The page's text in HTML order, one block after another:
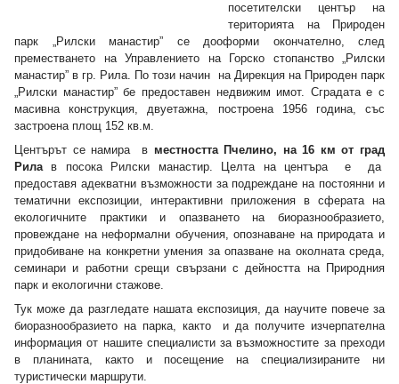
посетителски център на
територията на Природен
парк „Рилски манастир” се дооформи окончателно, след
преместването на Управлението на Горско стопанство „Рилски
манастир” в гр. Рила. По този начин на Дирекция на Природен парк
„Рилски манастир” бе предоставен недвижим имот. Сградата е с
масивна конструкция, двуетажна, построена 1956 година, със
застроена площ 152 кв.м.
Центърът се намира в местността Пчелино, на 16 км от град
Рила в посока Рилски манастир. Целта на центъра е да
предоставя адекватни възможности за подреждане на постоянни и
тематични експозиции, интерактивни приложения в сферата на
екологичните практики и опазването на биоразнообразието,
провеждане на неформални обучения, опознаване на природата и
придобиване на конкретни умения за опазване на околната среда,
семинари и работни срещи свързани с дейността на Природния
парк и екологични стажове.
Тук може да разгледате нашата експозиция, да научите повече за
биоразнообразието на парка, както и да получите изчерпателна
информация от нашите специалисти за възможностите за преходи
в планината, както и посещение на специализираните ни
туристически маршрути.